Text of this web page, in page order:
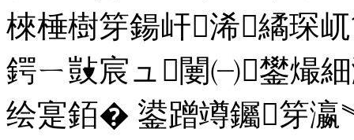
棶棰樹笌鍚屽浠繘琛
鍔ㄧ敱宸ュ闄㈠鐢熶
绘寔銆� 鍙蹭竴钃笌瀛